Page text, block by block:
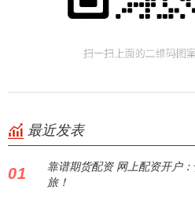
最近发表
01
靠谱期货配资 网上配资开户
旅！